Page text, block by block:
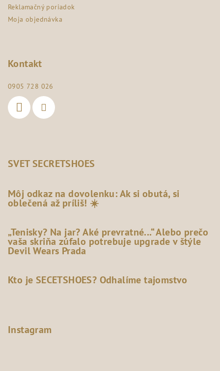
Reklamačný poriadok
Moja objednávka
Kontakt
0905 728 026
SVET SECRETSHOES
Môj odkaz na dovolenku: Ak si obutá, si
oblečená až príliš! ☀️
„Tenisky? Na jar? Aké prevratné...“ Alebo prečo
vaša skriňa zúfalo potrebuje upgrade v štýle
Devil Wears Prada
Kto je SECETSHOES? Odhalíme tajomstvo
Instagram